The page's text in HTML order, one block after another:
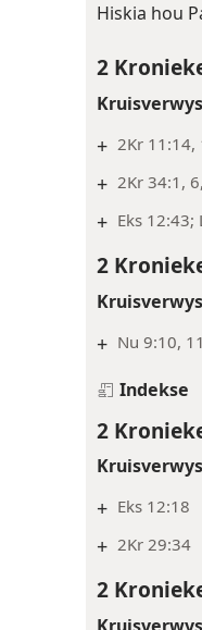
Hiskia hou
2
+ 2Kr 11:14,
+ 2Kr 34:1,
+ Eks 12:43;
2
+ Nu 9:10, 11
Indekse
2
+ Eks 12:18
+ 2Kr 29:34
2